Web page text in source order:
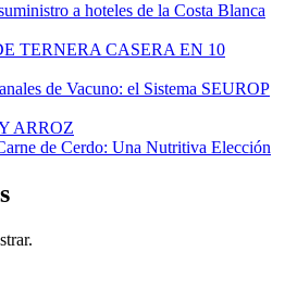
a hoteles de la Costa Blanca
TERNERA CASERA EN 10
de Vacuno: el Sistema SEUROP
ARROZ
de Cerdo: Una Nutritiva Elección